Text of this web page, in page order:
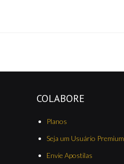
COLABORE
Planos
Seja um Usuário Premium
Envie Apostilas